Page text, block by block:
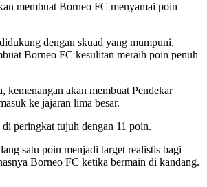
membuat Borneo FC menyamai poin
dengan skuad yang mumpuni,
Borneo FC kesulitan meraih poin penuh
kemenangan akan membuat Pendekar
ke jajaran lima besar.
di peringkat tujuh dengan 11 poin.
satu poin menjadi target realistis bagi
Borneo FC ketika bermain di kandang.